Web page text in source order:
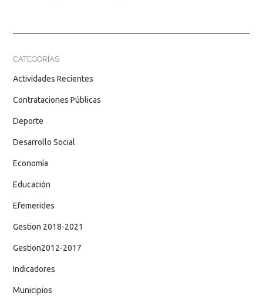
CATEGORÍAS
Actividades Recientes
Contrataciones Públicas
Deporte
Desarrollo Social
Economía
Educación
Efemerides
Gestion 2018-2021
Gestion2012-2017
Indicadores
Municipios